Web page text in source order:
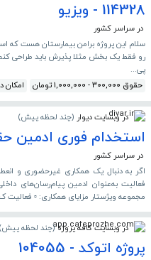
114328 - ویزیو
در سراسر کشور
پی...
حقوق 300,000 - 1,000,000 تومان
امکان
در وبسایت دیوار (چند لحظه پیش)
استخدام فوری ادمین حقوق روزانه
در سراسر کشور
فعالیت به‌عنوان ادمین پیام‌رسان‌های
مجموعه ویژستار مزایای همکاری: ▫️ فعالیت
در وبسایت کافه پروژه (چند لحظه پیش)
پروژه اتوکد - 104055